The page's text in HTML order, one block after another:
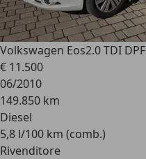
Volkswagen Eos2.0 TDI DPF
€ 11.500
06/2010
149.850 km
Diesel
5,8 l/100 km (comb.)
Rivenditore